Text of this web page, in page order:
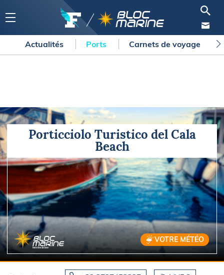
Actualités Ports Carnets de voyage
Porticciolo Turistico del Cala
Beach
VOTRE MÉTÉO